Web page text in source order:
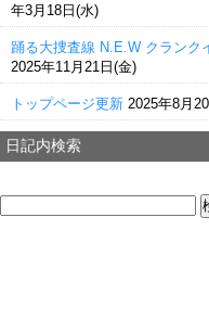
年3月18日(水)
踊る大捜査線 N.E.W クランク
2025年11月21日(金)
トップページ更新 2025年8月
日記内検索